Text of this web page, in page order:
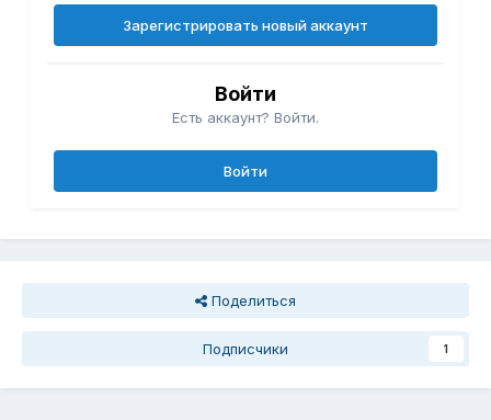
Зарегистрировать новый аккаунт
Войти
Есть аккаунт? Войти.
Войти
Поделиться
Подписчики 1